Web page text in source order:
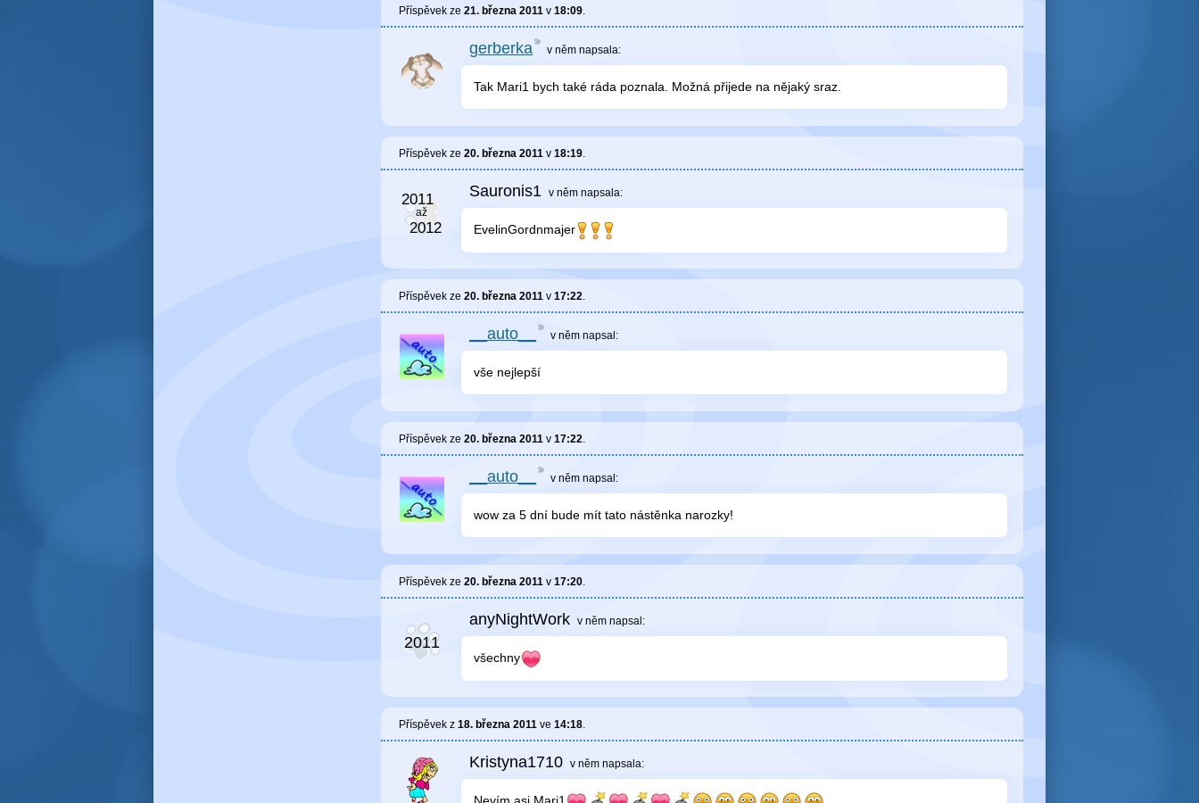
Příspěvek ze 21. března 2011 v 18:09.
gerberka v něm napsala:
Tak Mari1 bych také ráda poznala. Možná přijede na nějaký sraz.
Příspěvek ze 20. března 2011 v 18:19.
Sauronis1 v něm napsala:
EvelinGordnmajer
Příspěvek ze 20. března 2011 v 17:22.
__auto__ v něm napsal:
vše nejlepší
Příspěvek ze 20. března 2011 v 17:22.
__auto__ v něm napsal:
wow za 5 dní bude mít tato nástěnka narozky!
Příspěvek ze 20. března 2011 v 17:20.
anyNightWork v něm napsal:
všechny
Příspěvek z 18. března 2011 ve 14:18.
Kristyna1710 v něm napsala: